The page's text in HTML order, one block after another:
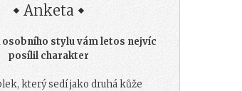
Anketa
stylu vám letos nejvíc
posílil charakter
který sedí jako druhá kůže